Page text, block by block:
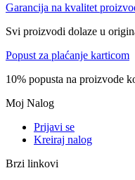
Garancija na kvalitet
Svi proizvodi dolaze u
Popust za plaćanje karticom
10% popusta na proizvode
Moj Nalog
Prijavi se
Kreiraj nalog
Brzi linkovi